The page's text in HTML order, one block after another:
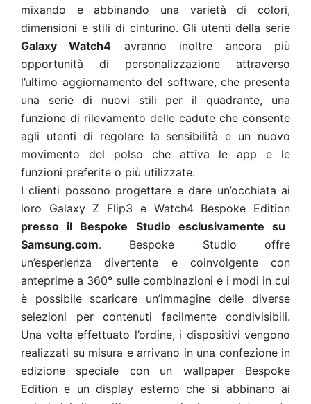
mixando e abbinando una varietà di colori,
dimensioni e stili di cinturino. Gli utenti della serie
Galaxy Watch4 avranno inoltre ancora più
opportunità di personalizzazione attraverso
l’ultimo aggiornamento del software, che presenta
una serie di nuovi stili per il quadrante, una
funzione di rilevamento delle cadute che consente
agli utenti di regolare la sensibilità e un nuovo
movimento del polso che attiva le app e le
funzioni preferite o più utilizzate.
I clienti possono progettare e dare un’occhiata ai
loro Galaxy Z Flip3 e Watch4 Bespoke Edition
presso il Bespoke Studio esclusivamente su
Samsung.com. Bespoke Studio offre
un’esperienza divertente e coinvolgente con
anteprime a 360° sulle combinazioni e i modi in cui
è possibile scaricare un’immagine delle diverse
selezioni per contenuti facilmente condivisibili.
Una volta effettuato l’ordine, i dispositivi vengono
realizzati su misura e arrivano in una confezione in
edizione speciale con un wallpaper Bespoke
Edition e un display esterno che si abbinano ai